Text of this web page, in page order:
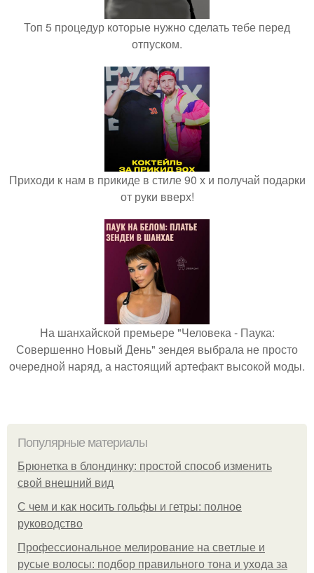
Топ 5 процедур которые нужно сделать тебе перед
отпуском.
Приходи к нам в прикиде в стиле 90 х и получай подарки
от руки вверх!
На шанхайской премьере "Человека - Паука:
Совершенно Новый День" зендея выбрала не просто
очередной наряд, а настоящий артефакт высокой моды.
Популярные материалы
Брюнетка в блондинку: простой способ изменить
свой внешний вид
С чем и как носить гольфы и гетры: полное
руководство
Профессиональное мелирование на светлые и
русые волосы: подбор правильного тона и ухода за